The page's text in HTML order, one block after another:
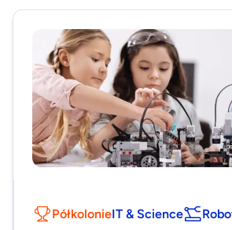
PółkolonieIT & Science